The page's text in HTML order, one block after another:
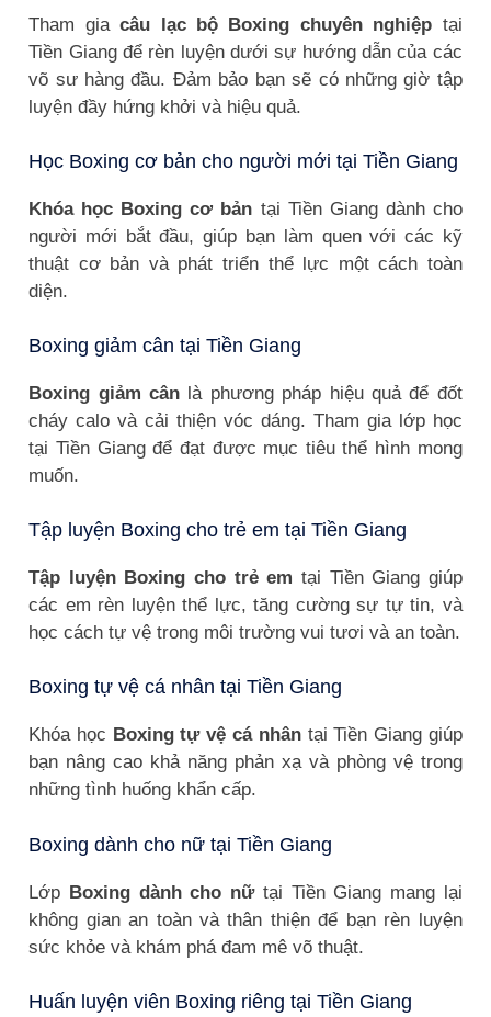
Tham giacâu lạc bộ Boxing chuyên nghiệp tại
Tiền Giang để rèn luyện dưới sự hướng dẫn của các
võ sư hàng đầu. Đảm bảo bạn sẽ có những giờ tập
luyện đầy hứng khởi và hiệu quả.
Học Boxing cơ bản cho người mới tại Tiền Giang
Khóa học Boxing cơ bản tại Tiền Giang dành cho
người mới bắt đầu, giúp bạn làm quen với các kỹ
thuật cơ bản và phát triển thể lực một cách toàn
diện.
Boxing giảm cân tại Tiền Giang
Boxing giảm cânlà phương pháp hiệu quả để đốt
cháy calo và cải thiện vóc dáng. Tham gia lớp học
tại Tiền Giang để đạt được mục tiêu thể hình mong
muốn.
Tập luyện Boxing cho trẻ em tại Tiền Giang
Tập luyện Boxing cho trẻ em tại Tiền Giang giúp
các em rèn luyện thể lực, tăng cường sự tự tin, và
học cách tự vệ trong môi trường vui tươi và an toàn.
Boxing tự vệ cá nhân tại Tiền Giang
Khóa học Boxing tự vệ cá nhântại Tiền Giang giúp
bạn nâng cao khả năng phản xạ và phòng vệ trong
những tình huống khẩn cấp.
Boxing dành cho nữ tại Tiền Giang
Lớp Boxing dành cho nữtại Tiền Giang mang lại
không gian an toàn và thân thiện để bạn rèn luyện
sức khỏe và khám phá đam mê võ thuật.
Huấn luyện viên Boxing riêng tại Tiền Giang